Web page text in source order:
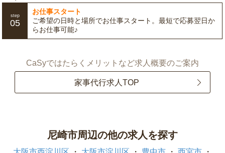
step
05
お仕事スタート
ご希望の日時と場所でお仕事スタート。最短で応募翌日か
らお仕事可能♪
CaSyではたらくメリットなど求人概要のご案内
家事代行求人TOP
尼崎市周辺の他の求人を探す